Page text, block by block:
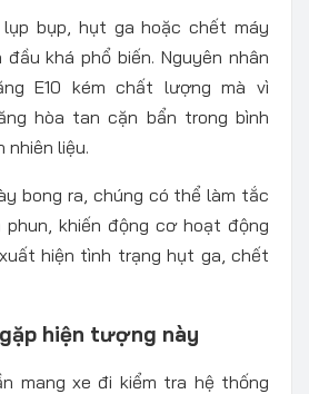
bụp, hụt ga hoặc chết máy
đầu khá phổ biến. Nguyên nhân
E10 kém chất lượng mà vì
hòa tan cặn bẩn trong bình
nhiên liệu.
bong ra, chúng có thể làm tắc
phun, khiến động cơ hoạt động
hiện tình trạng hụt ga, chết
hiện tượng này
mang xe đi kiểm tra hệ thống